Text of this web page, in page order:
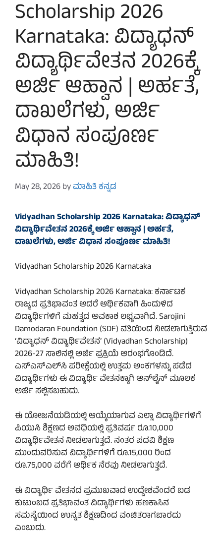
Scholarship 2026
Karnataka: ವಿದ್ಯಾಧನ್
ವಿದ್ಯಾರ್ಥಿವೇತನ 2026ಕ್ಕೆ
ಅರ್ಜಿ ಆಹ್ವಾನ | ಅರ್ಹತೆ,
ದಾಖಲೆಗಳು, ಅರ್ಜಿ
ವಿಧಾನ ಸಂಪೂರ್ಣ
ಮಾಹಿತಿ!
May 28, 2026byಮಾಹಿತಿ ಕನ್ನಡ
Vidyadhan Scholarship 2026 Karnataka: ವಿದ್ಯಾಧನ್
ವಿದ್ಯಾರ್ಥಿವೇತನ 2026ಕ್ಕೆ ಅರ್ಜಿ ಆಹ್ವಾನ | ಅರ್ಹತೆ,
ದಾಖಲೆಗಳು, ಅರ್ಜಿ ವಿಧಾನ ಸಂಪೂರ್ಣ ಮಾಹಿತಿ!
Vidyadhan Scholarship 2026 Karnataka
Vidyadhan Scholarship 2026 Karnataka: ಕರ್ನಾಟಕ
ರಾಜ್ಯದ ಪ್ರತಿಭಾವಂತ ಆದರೆ ಆರ್ಥಿಕವಾಗಿ ಹಿಂದುಳಿದ
ವಿದ್ಯಾರ್ಥಿಗಳಿಗೆ ಮಹತ್ವದ ಅವಕಾಶ ಲಭ್ಯವಾಗಿದೆ. Sarojini
Damodaran Foundation (SDF) ವತಿಯಿಂದ ನೀಡಲಾಗುತ್ತಿರುವ
‘ವಿದ್ಯಾಧನ್ ವಿದ್ಯಾರ್ಥಿವೇತನ’ (Vidyadhan Scholarship)
2026-27 ಸಾಲಿನಲ್ಲಿ ಅರ್ಜಿ ಪ್ರಕ್ರಿಯೆ ಆರಂಭಗೊಂಡಿದೆ.
ಎಸ್‌ಎಸ್‌ಎಲ್‌ಸಿ ಪರೀಕ್ಷೆಯಲ್ಲಿ ಉತ್ತಮ ಅಂಕಗಳನ್ನು ಪಡೆದ
ವಿದ್ಯಾರ್ಥಿಗಳು ಈ ವಿದ್ಯಾರ್ಥಿ ವೇತನಕ್ಕಾಗಿ ಆನ್‌ಲೈನ್ ಮೂಲಕ
ಅರ್ಜಿ ಸಲ್ಲಿಸಬಹುದು.
ಈ ಯೋಜನೆಯಡಿಯಲ್ಲಿ ಆಯ್ಕೆಯಾಗುವ ಎಲ್ಲಾ ವಿದ್ಯಾರ್ಥಿಗಳಿಗೆ
ಪಿಯುಸಿ ಶಿಕ್ಷಣದ ಅವಧಿಯಲ್ಲಿ ಪ್ರತಿವರ್ಷ ರೂ.10,000
ವಿದ್ಯಾರ್ಥಿವೇತನ ನೀಡಲಾಗುತ್ತದೆ. ನಂತರ ಪದವಿ ಶಿಕ್ಷಣ
ಮುಂದುವರಿಸುವ ವಿದ್ಯಾರ್ಥಿಗಳಿಗೆ ರೂ.15,000 ರಿಂದ
ರೂ.75,000 ವರೆಗೆ ಆರ್ಥಿಕ ನೆರವು ನೀಡಲಾಗುತ್ತದೆ.
ಈ ವಿದ್ಯಾರ್ಥಿ ವೇತನದ ಪ್ರಮುಖವಾದ ಉದ್ದೇಶವೆಂದರೆ ಬಡ
ಕುಟುಂಬದ ಪ್ರತಿಭಾವಂತ ವಿದ್ಯಾರ್ಥಿಗಳು ಹಣಕಾಸಿನ
ಸಮಸ್ಯೆಯಿಂದ ಉನ್ನತ ಶಿಕ್ಷಣದಿಂದ ವಂಚಿತರಾಗಬಾರದು
ಎಂಬುದು.